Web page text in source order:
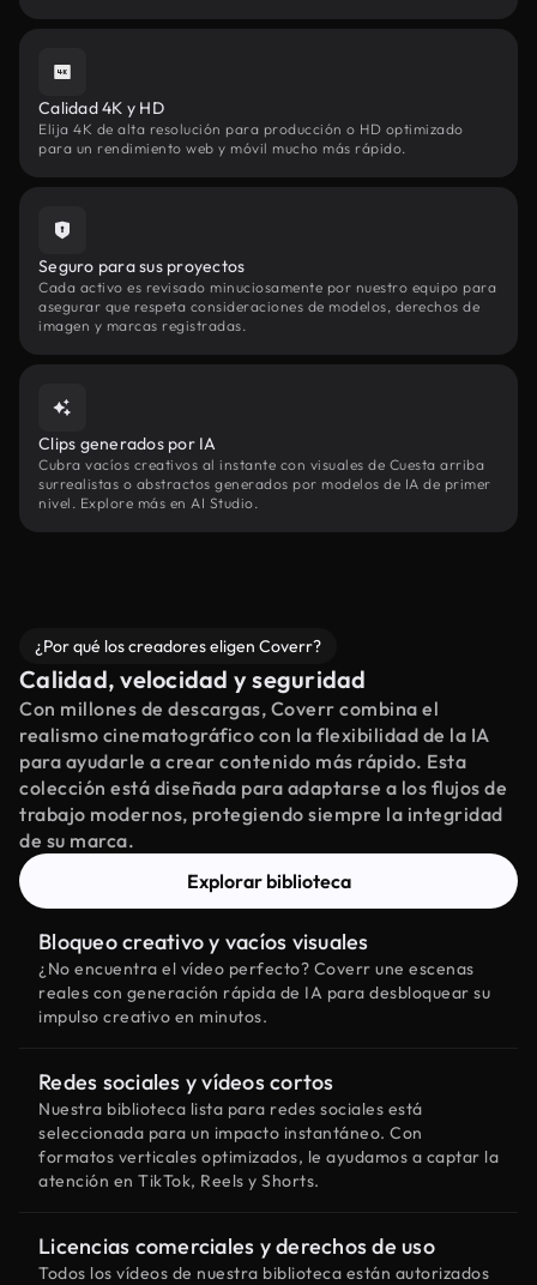
Calidad 4K y HD
Elija 4K de alta resolución para producción o HD optimizado
para un rendimiento web y móvil mucho más rápido.
Seguro para sus proyectos
Cada activo es revisado minuciosamente por nuestro equipo para
asegurar que respeta consideraciones de modelos, derechos de
imagen y marcas registradas.
Clips generados por IA
Cubra vacíos creativos al instante con visuales de Cuesta arriba
surrealistas o abstractos generados por modelos de IA de primer
nivel. Explore más en AI Studio.
¿Por qué los creadores eligen Coverr?
Calidad, velocidad y seguridad
Con millones de descargas, Coverr combina el
realismo cinematográfico con la flexibilidad de la IA
para ayudarle a crear contenido más rápido. Esta
colección está diseñada para adaptarse a los flujos de
trabajo modernos, protegiendo siempre la integridad
de su marca.
Explorar biblioteca
Bloqueo creativo y vacíos visuales
¿No encuentra el vídeo perfecto? Coverr une escenas
reales con generación rápida de IA para desbloquear su
impulso creativo en minutos.
Redes sociales y vídeos cortos
Nuestra biblioteca lista para redes sociales está
seleccionada para un impacto instantáneo. Con
formatos verticales optimizados, le ayudamos a captar la
atención en TikTok, Reels y Shorts.
Licencias comerciales y derechos de uso
Todos los vídeos de nuestra biblioteca están autorizados